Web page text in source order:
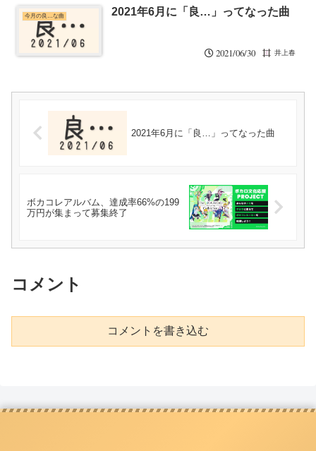
今月の良…な曲 2021年6月に「良…」ってなった曲
2021/06/30 井上春
2021年6月に「良…」ってなった曲
ボカコレアルバム、達成率66%の199
万円が集まって募集終了
コメント
コメントを書き込む